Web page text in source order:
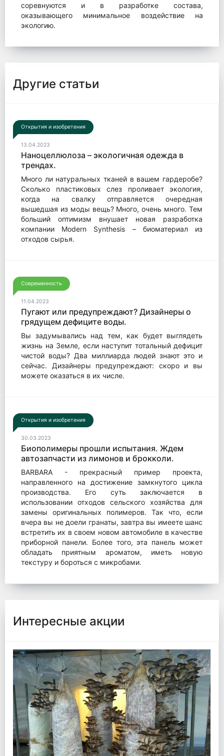
соревнуются и в разработке состава,
оказывающего минимальное воздействие на
экологию.
Другие статьи
Открытия и изобретения
13.04.2023
Наноцеллюлоза – экологичная одежда в
трендах.
Много ли натуральных тканей в вашем гардеробе?
Сколько пластиковых слез проливает экология,
когда на свалку отправляется очередная
вышедшая из моды вещь? Много, очень много. Тем
больший оптимизм внушает новая разработка
компании Modern Synthesis – биоматериал из
отходов сырья.
Современность
11.04.2023
Пугают или предупреждают? Дизайнеры о
грядущем дефиците воды.
Вы задумывались над тем, как будет выглядеть
жизнь на Земле, если наступит тотальный дефицит
чистой воды? Два миллиарда людей знают это и
сейчас. Дизайнеры предупреждают: скоро и вы
можете оказаться в их числе.
Открытия и изобретения
30.03.2023
Биополимеры прошли испытания. Ждем
автозапчасти из лимонов и брокколи.
BARBARA - прекрасный пример проекта,
направленного на достижение замкнутого цикла
производства. Его суть заключается в
использовании отходов сельского хозяйства для
замены оригинальных полимеров. Так что, если
вчера вы не доели гранаты, завтра вы имеете шанс
встретить их в своем новом автомобиле в качестве
приборной панели. Более того, эта панель может
обладать приятным ароматом, иметь новую
текстуру и бороться с микробами.
Интересные акции